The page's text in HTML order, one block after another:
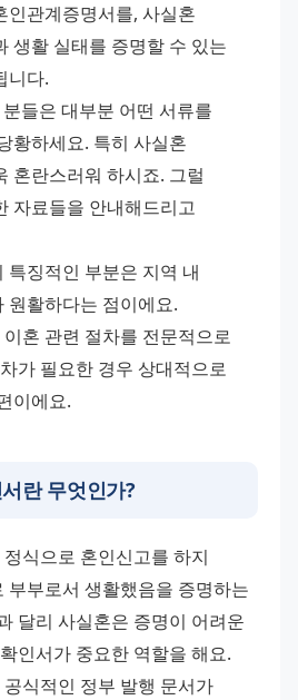
인관계증명서를, 사실혼
생활 실태를 증명할 수 있는
니다.
들은 대부분 어떤 서류를
황하세요. 특히 사실혼
혼란스러워 하시죠. 그럴
자료들을 안내해드리고
특징적인 부분은 지역 내
원활하다는 점이에요.
혼 관련 절차를 전문적으로
가 필요한 경우 상대적으로
이에요.
란 무엇인가?
식으로 혼인신고를 하지
부부로서 생활했음을 증명하는
달리 사실혼은 증명이 어려운
인서가 중요한 역할을 해요.
식적인 정부 발행 문서가